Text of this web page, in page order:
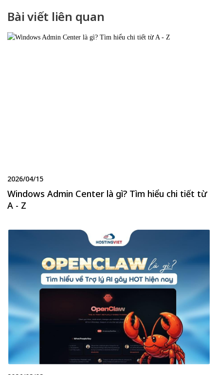
Bài viết liên quan
2026/04/15
Windows Admin Center là gì? Tìm hiểu chi tiết từ
A - Z